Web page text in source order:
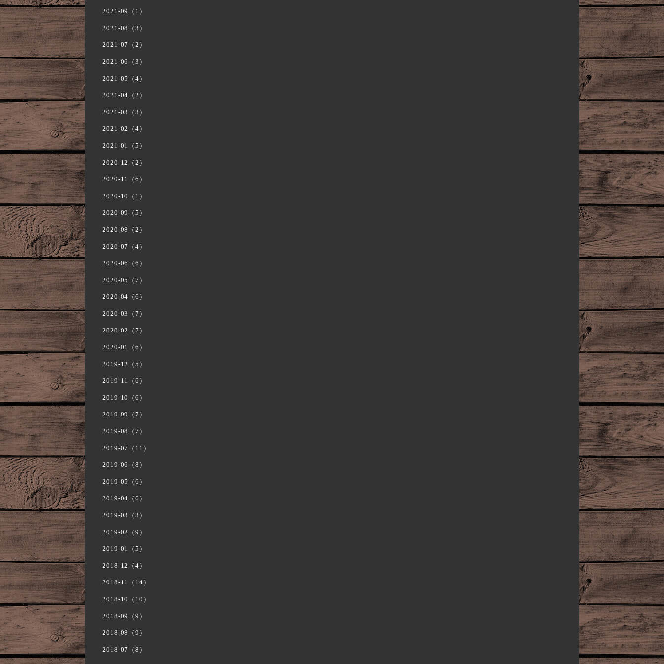
2021-09（1）
2021-08（3）
2021-07（2）
2021-06（3）
2021-05（4）
2021-04（2）
2021-03（3）
2021-02（4）
2021-01（5）
2020-12（2）
2020-11（6）
2020-10（1）
2020-09（5）
2020-08（2）
2020-07（4）
2020-06（6）
2020-05（7）
2020-04（6）
2020-03（7）
2020-02（7）
2020-01（6）
2019-12（5）
2019-11（6）
2019-10（6）
2019-09（7）
2019-08（7）
2019-07（11）
2019-06（8）
2019-05（6）
2019-04（6）
2019-03（3）
2019-02（9）
2019-01（5）
2018-12（4）
2018-11（14）
2018-10（10）
2018-09（9）
2018-08（9）
2018-07（8）